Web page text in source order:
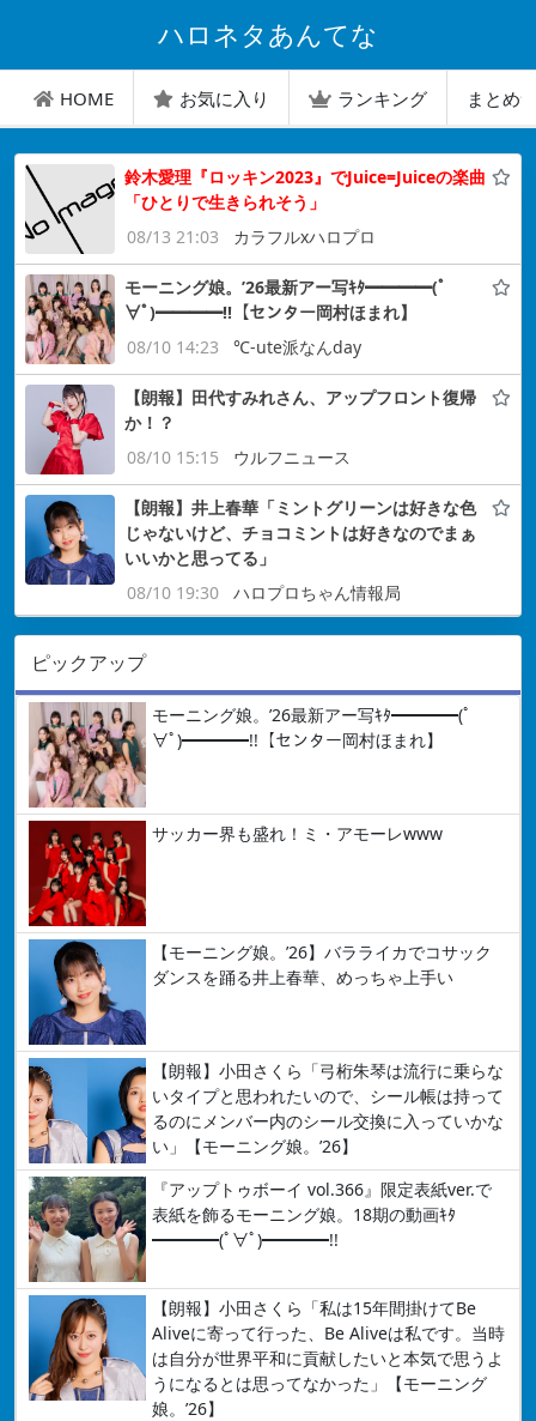
ハロネタあんてな
HOME お気に入り ランキング まとめ
鈴木愛理『ロッキン2023』でJuice=Juiceの楽曲
「ひとりで生きられそう」
08/13 21:03
カラフルxハロプロ
モーニング娘。’26最新アー写ｷﾀ━━━━(ﾟ
∀ﾟ)━━━━!!【センター岡村ほまれ】
08/10 14:23
℃-ute派なんday
【朗報】田代すみれさん、アップフロント復帰
か！？
08/10 15:15
ウルフニュース
【朗報】井上春華「ミントグリーンは好きな色
じゃないけど、チョコミントは好きなのでまぁ
いいかと思ってる」
08/10 19:30
ハロプロちゃん情報局
ピックアップ
モーニング娘。’26最新アー写ｷﾀ━━━━(ﾟ
∀ﾟ)━━━━!!【センター岡村ほまれ】
サッカー界も盛れ！ミ・アモーレwww
【モーニング娘。’26】バラライカでコサック
ダンスを踊る井上春華、めっちゃ上手い
【朗報】小田さくら「弓桁朱琴は流行に乗らな
いタイプと思われたいので、シール帳は持って
るのにメンバー内のシール交換に入っていかな
い」【モーニング娘。’26】
『アップトゥボーイ vol.366』限定表紙ver.で
表紙を飾るモーニング娘。18期の動画ｷﾀ
━━━━(ﾟ∀ﾟ)━━━━!!
【朗報】小田さくら「私は15年間掛けてBe
Aliveに寄って行った、Be Aliveは私です。当時
は自分が世界平和に貢献したいと本気で思うよ
うになるとは思ってなかった」【モーニング
娘。’26】